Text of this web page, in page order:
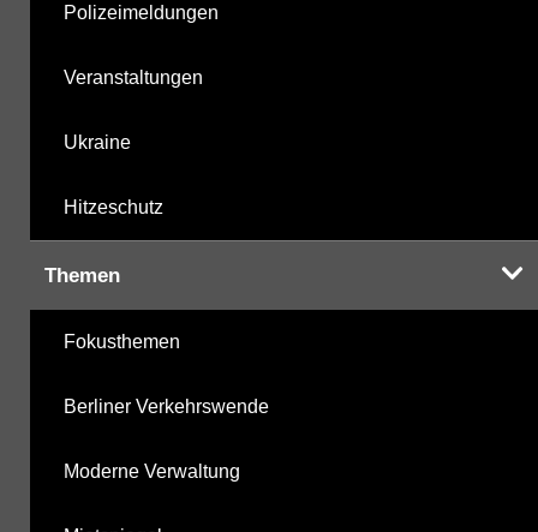
Polizeimeldungen
Veranstaltungen
Ukraine
Hitzeschutz
Themen
Fokusthemen
Berliner Verkehrswende
Moderne Verwaltung